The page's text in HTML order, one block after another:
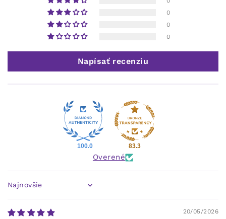
0
0
0
Napísať recenziu
100.0 83.3
Overené
Sort by
20/05/2026